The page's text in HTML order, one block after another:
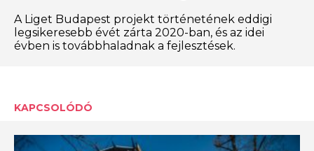
A Liget Budapest projekt történetének eddigi
legsikeresebb évét zárta 2020-ban, és az idei
évben is továbbhaladnak a fejlesztések.
KAPCSOLÓDÓ